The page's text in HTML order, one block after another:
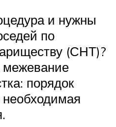
и нужны
по
(СНТ)?
межевание
порядок